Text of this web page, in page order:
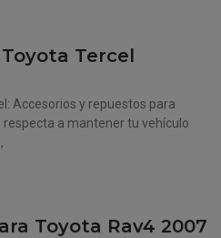
Tercel
Accesorios y repuestos para
a mantener tu vehículo
Toyota Rav4 2007